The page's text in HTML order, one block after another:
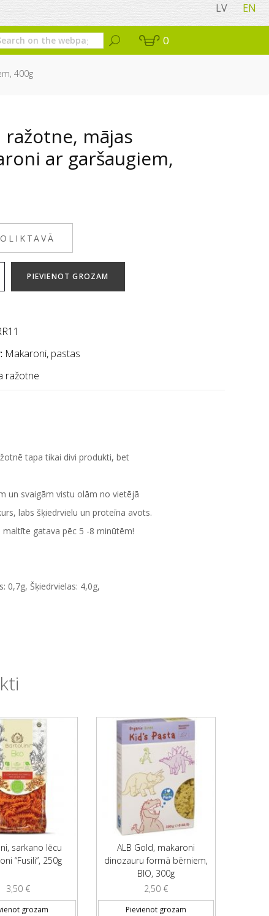
LV EN
0
400g
ražotne, mājas
ar garšaugiem,
PIEVIENOT GROZAM
Makaroni, pastas
ražotne
tapa tikai divi produkti, bet
un svaigām vistu olām no vietējā
labs šķiedrvielu un proteīna avots.
gatava pēc 5 -8 minūtēm!
0,7g, Šķiedrvielas: 4,0g,
sarkano lēcu
“Fusili”, 250g
3,50 €
grozam
ALB Gold, makaroni
dinozauru formā bērniem,
BIO, 300g
2,50 €
Pievienot grozam